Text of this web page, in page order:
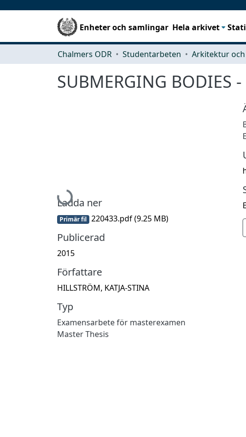
Enheter och samlingar Hela arkivet
Chalmers ODR Studentarbeten
SUBMERGING BODIES
Hämtar...
Ladda ner
Primär fil 220433.pdf(9.25 MB)
Publicerad
2015
Författare
HILLSTRÖM, KATJA-STINA
Typ
Examensarbete för masterexamen
Master Thesis